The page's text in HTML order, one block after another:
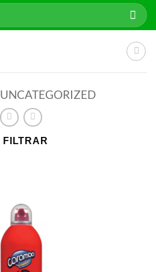
UNCATEGORIZED
FILTRAR